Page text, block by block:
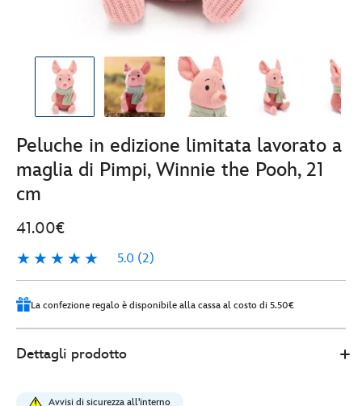
Peluche in edizione limitata lavorato a
maglia di Pimpi, Winnie the Pooh, 21
cm
41.00€
5.0 (2)
5.0
2
La confezione regalo è disponibile alla cassa al costo di 5.50€
Store
41.00
Dettagli prodotto
Avvisi di sicurezza all'interno